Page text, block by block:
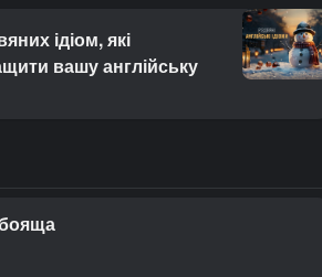
ідіом, які
вашу англійську